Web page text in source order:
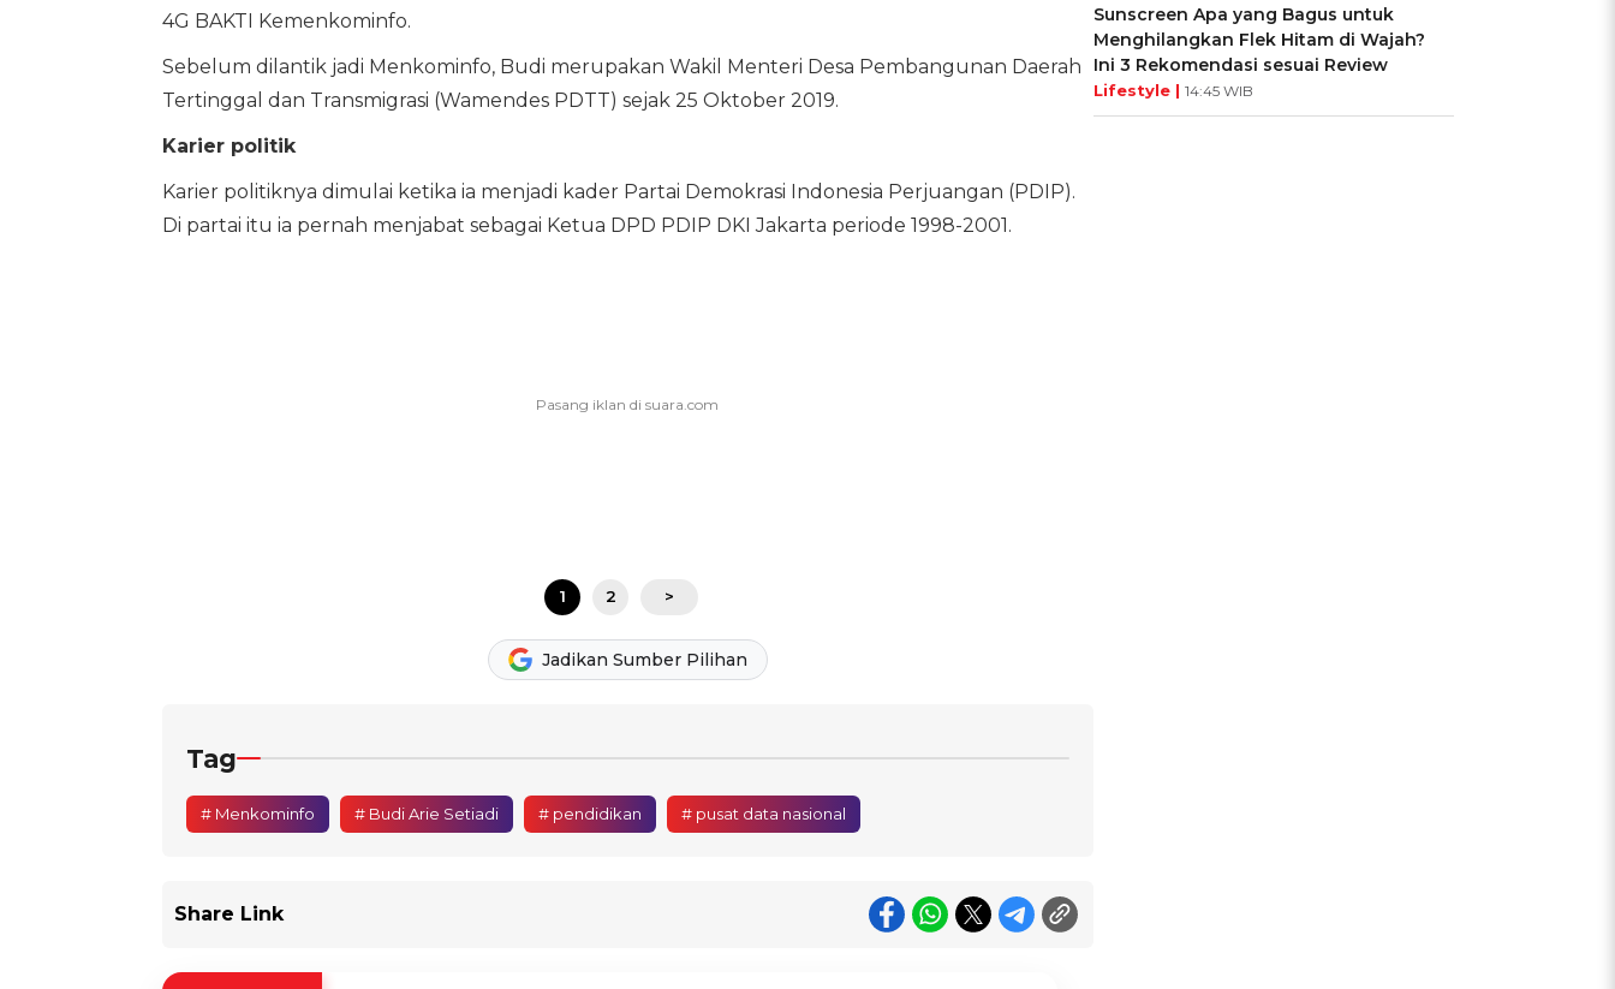
4G BAKTI Kemenkominfo.
Sebelum dilantik jadi Menkominfo, Budi merupakan Wakil Menteri Desa Pembangunan Daerah
Tertinggal dan Transmigrasi (Wamendes PDTT) sejak 25 Oktober 2019.
Karier politik
Karier politiknya dimulai ketika ia menjadi kader Partai Demokrasi Indonesia Perjuangan (PDIP).
Di partai itu ia pernah menjabat sebagai Ketua DPD PDIP DKI Jakarta periode 1998-2001.
1 2 >
Jadikan Sumber Pilihan
Tag
# Menkominfo # Budi Arie Setiadi # pendidikan # pusat data nasional
Share Link
Sunscreen Apa yang Bagus untuk
Menghilangkan Flek Hitam di Wajah?
Ini 3 Rekomendasi sesuai Review
Lifestyle | 14:45 WIB